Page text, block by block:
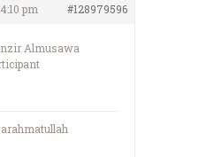
pm #128979596
Almusawa